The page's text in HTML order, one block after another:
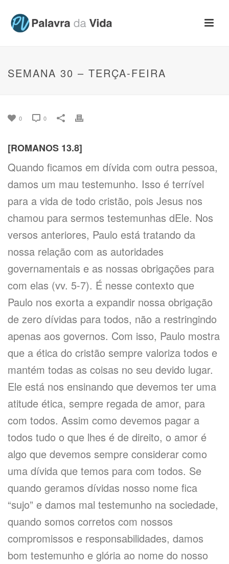
SEMANA 30 – TERÇA-FEIRA
0 0
[ROMANOS 13.8]
Quando ficamos em dívida com outra pessoa,
damos um mau testemunho. Isso é terrível
para a vida de todo cristão, pois Jesus nos
chamou para sermos testemunhas dEle. Nos
versos anteriores, Paulo está tratando da
nossa relação com as autoridades
governamentais e as nossas obrigações para
com elas (vv. 5-7). É nesse contexto que
Paulo nos exorta a expandir nossa obrigação
de zero dívidas para todos, não a restringindo
apenas aos governos. Com isso, Paulo mostra
que a ética do cristão sempre valoriza todos e
mantém todas as coisas no seu devido lugar.
Ele está nos ensinando que devemos ter uma
atitude ética, sempre regada de amor, para
com todos. Assim como devemos pagar a
todos tudo o que lhes é de direito, o amor é
algo que devemos sempre considerar como
uma dívida que temos para com todos. Se
quando geramos dívidas nosso nome fica
“sujo” e damos mal testemunho na sociedade,
quando somos corretos com nossos
compromissos e responsabilidades, damos
bom testemunho e glória ao nome do nosso